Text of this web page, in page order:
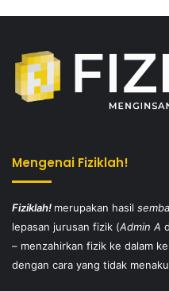
Mengenai Fiziklah!
Fiziklah! merupakan hasil
lepasan jurusan fizik (Admin A
– menzahirkan fizik ke dalam
dengan cara yang tidak